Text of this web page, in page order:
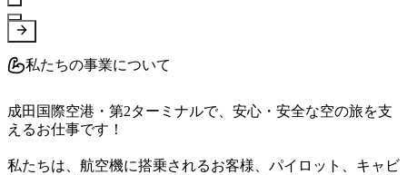
私たちの事業について
成田国際空港・第2ターミナルで、安心・安全な空の旅を支
えるお仕事です！
私たちは、航空機に搭乗されるお客様、パイロット、キャビ